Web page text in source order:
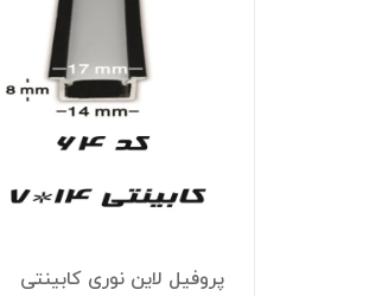
پروفیل لاین نوری کابینتی